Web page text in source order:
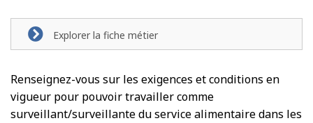
Explorer la fiche métier
Renseignez-vous sur les exigences et conditions en
vigueur pour pouvoir travailler comme
surveillant/surveillante du service alimentaire dans les